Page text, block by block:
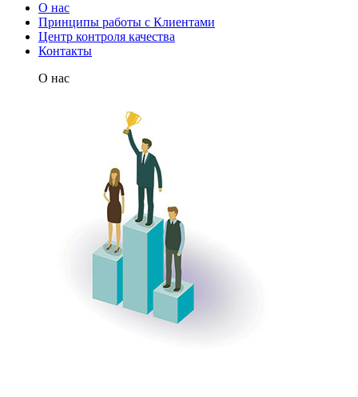
О нас
Принципы работы с Клиентами
Центр контроля качества
Контакты
О нас